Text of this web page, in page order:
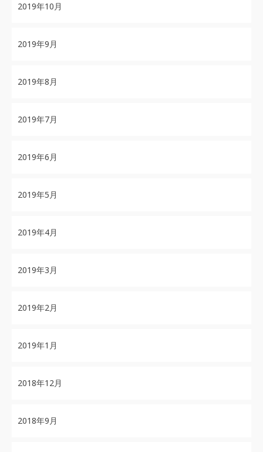
2019年10月
2019年9月
2019年8月
2019年7月
2019年6月
2019年5月
2019年4月
2019年3月
2019年2月
2019年1月
2018年12月
2018年9月